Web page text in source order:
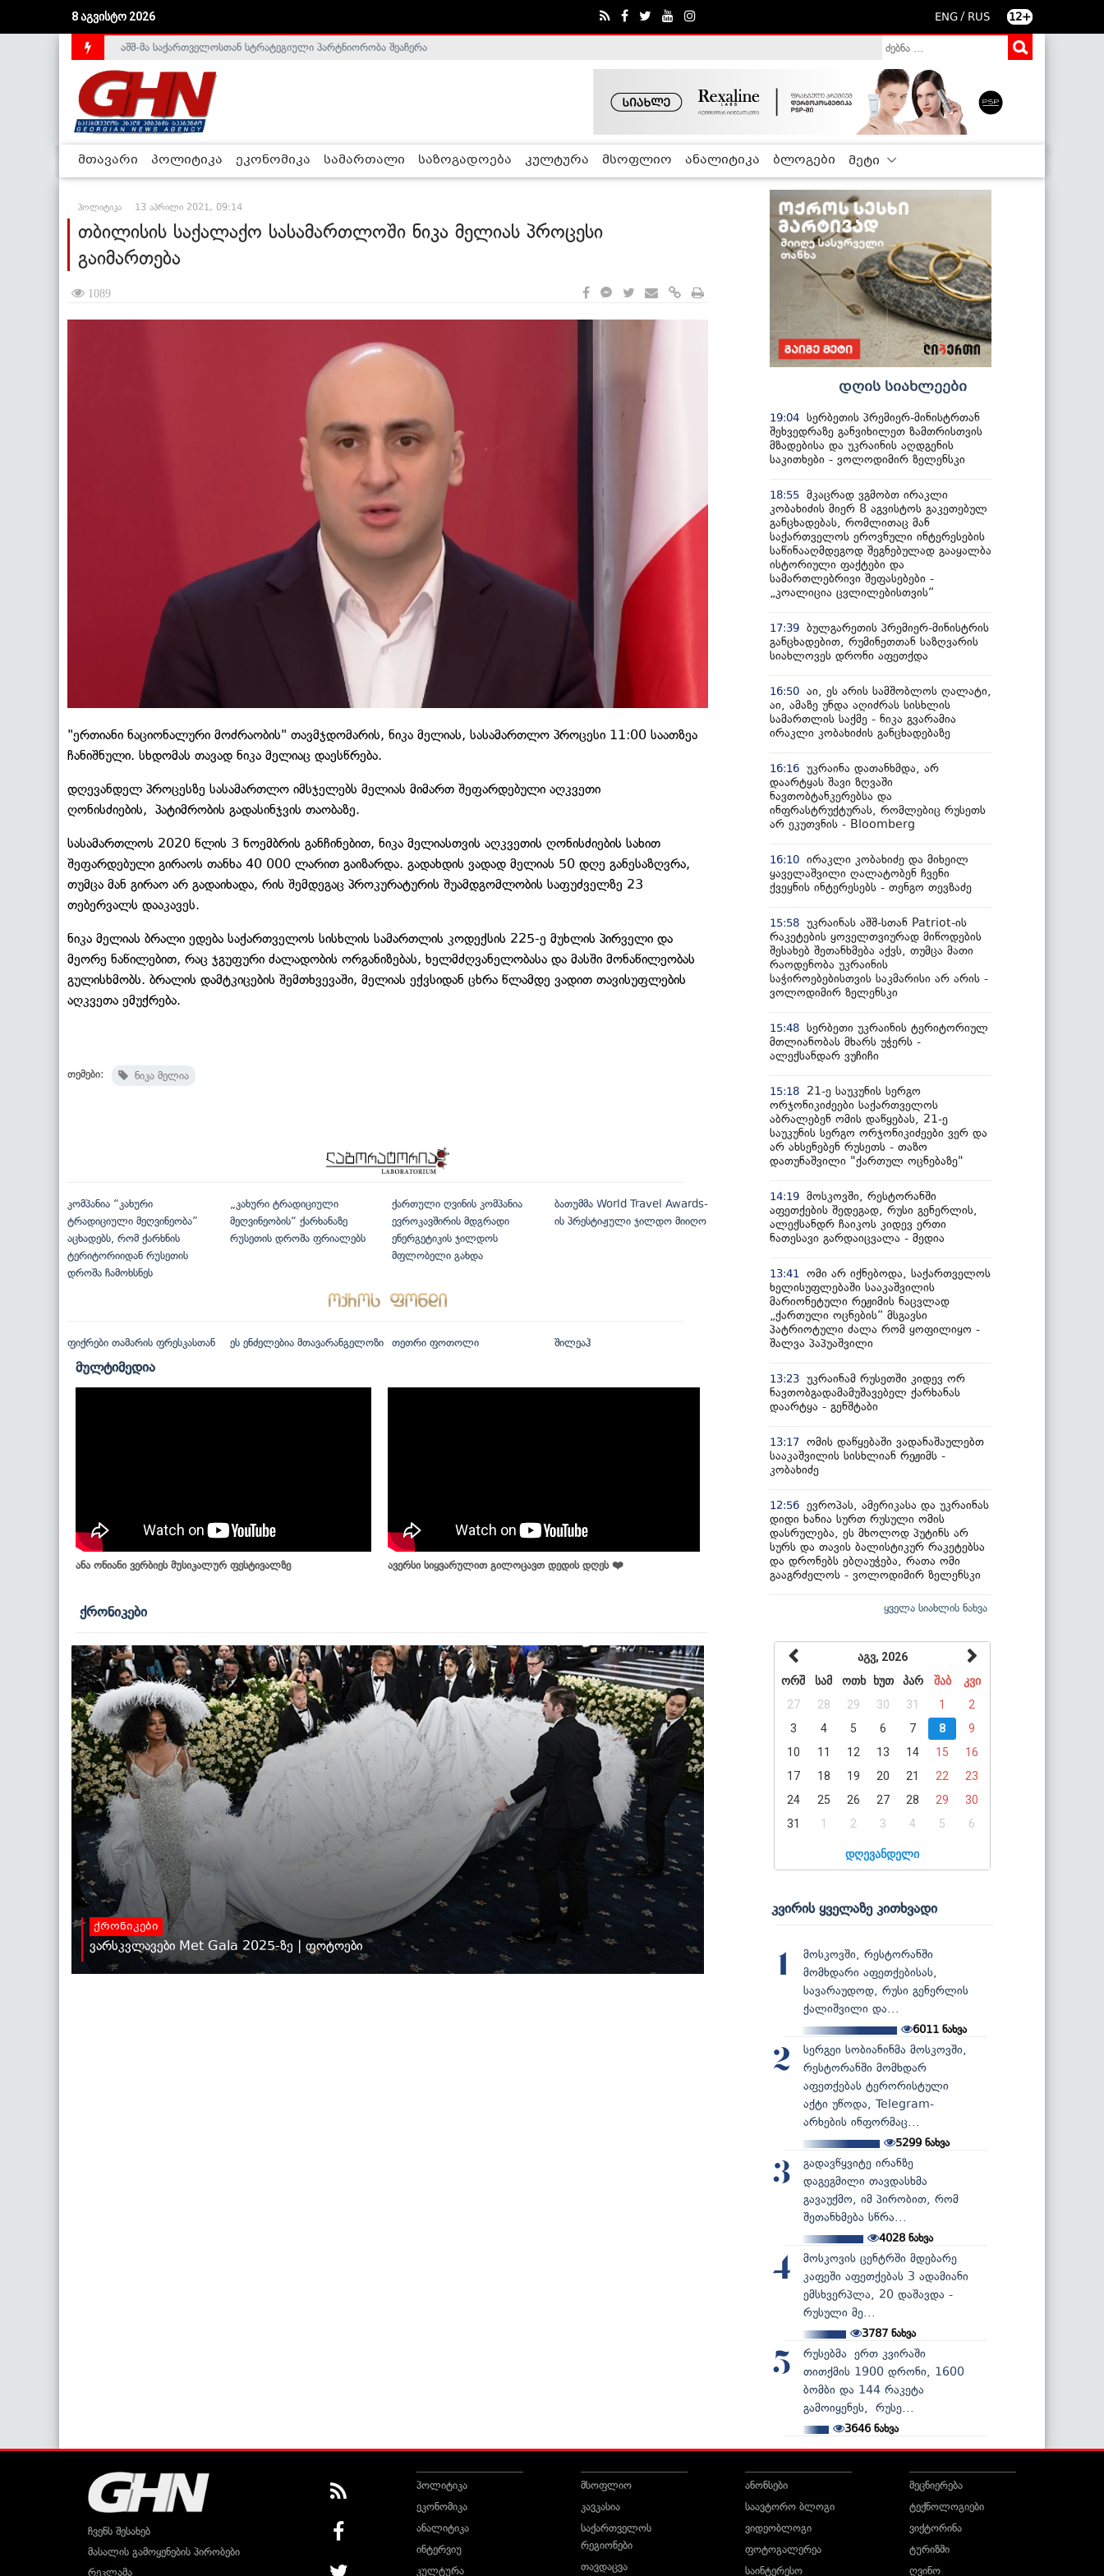
8 აგვისტო 2026 ENG / RUS 12+
საქართველოს დე-ფაქტო მთავრობა არალეგიტიმურია - ჰელსინკის კომისია
აშშ-მა საქართველოსთან სტრატეგიული პარტნიორობა შეაჩერა
მთავარი პოლიტიკა ეკონომიკა სამართალი საზოგადოება კულტურა მსოფლიო ანალიტიკა ბლოგები მეტი
პოლიტიკა 13 აპრილი 2021, 09:14
თბილისის საქალაქო სასამართლოში ნიკა მელიას პროცესი
გაიმართება
1089
"ერთიანი ნაციონალური მოძრაობის" თავმჯდომარის, ნიკა მელიას, სასამართლო პროცესი 11:00 საათზეა
ჩანიშნული. სხდომას თავად ნიკა მელიაც დაესწრება.
დღევანდელ პროცესზე სასამართლო იმსჯელებს მელიას მიმართ შეფარდებული აღკვეთი
ღონისძიების, პატიმრობის გადასინჯვის თაობაზე.
სასამართლოს 2020 წლის 3 ნოემბრის განჩინებით, ნიკა მელიასთვის აღკვეთის ღონისძიების სახით
შეფარდებული გირაოს თანხა 40 000 ლარით გაიზარდა. გადახდის ვადად მელიას 50 დღე განესაზღვრა,
თუმცა მან გირაო არ გადაიხადა, რის შემდეგაც პროკურატურის შუამდგომლობის საფუძველზე 23
თებერვალს დააკავეს.
ნიკა მელიას ბრალი ედება საქართველოს სისხლის სამართლის კოდექსის 225-ე მუხლის პირველი და
მეორე ნაწილებით, რაც ჯგუფური ძალადობის ორგანიზებას, ხელმძღვანელობასა და მასში მონაწილეობას
გულისხმობს. ბრალის დამტკიცების შემთხვევაში, მელიას ექვსიდან ცხრა წლამდე ვადით თავისუფლების
აღკვეთა ემუქრება.
თემები: ნიკა მელია
კომპანია “კახური
ტრადიციული მეღვინეობა”
აცხადებს, რომ ქარხნის
ტერიტორიიდან რუსეთის
დროშა ჩამოხსნეს
„კახური ტრადიციული
მეღვინეობის“ ქარხანაზე
რუსეთის დროშა ფრიალებს
ქართული ღვინის კომპანია
ევროკავშირის მდგრადი
ენერგეტიკის ჯილდოს
მფლობელი გახდა
ბათუმმა World Travel Awards-
ის პრესტიჟული ჯილდო მიიღო
ფიქრები თამარის ფრესკასთან ეს ენძელებია მთავარანგელოზი თეთრი ფოთოლი შილეაჰ
მულტიმედია
ანა ონიანი ვერბიეს მუსიკალურ ფესტივალზე ავერსი სიყვარულით გილოცავთ დედის დღეს ❤️
ქრონიკები
ქრონიკები
ვარსკვლავები Met Gala 2025-ზე | ფოტოები
დღის სიახლეები
19:04 სერბეთის პრემიერ-მინისტრთან
შეხვედრაზე განვიხილეთ ზამთრისთვის
მზადებისა და უკრაინის აღდგენის
საკითხები - ვოლოდიმირ ზელენსკი
18:55 მკაცრად ვგმობთ ირაკლი
კობახიძის მიერ 8 აგვისტოს გაკეთებულ
განცხადებას, რომლითაც მან
საქართველოს ეროვნული ინტერესების
საწინააღმდეგოდ შეგნებულად გააყალბა
ისტორიული ფაქტები და
სამართლებრივი შეფასებები -
„კოალიცია ცვლილებისთვის“
17:39 ბულგარეთის პრემიერ-მინისტრის
განცხადებით, რუმინეთთან საზღვარის
სიახლოვეს დრონი აფეთქდა
16:50 აი, ეს არის სამშობლოს ღალატი,
აი, ამაზე უნდა აღიძრას სისხლის
სამართლის საქმე - ნიკა გვარამია
ირაკლი კობახიძის განცხადებაზე
16:16 უკრაინა დათანხმდა, არ
დაარტყას შავი ზღვაში
ნავთობტანკერებსა და
ინფრასტრუქტურას, რომლებიც რუსეთს
არ ეკუთვნის - Bloomberg
16:10 ირაკლი კობახიძე და მიხეილ
ყაველაშვილი ღალატობენ ჩვენი
ქვეყნის ინტერესებს - თენგო თევზაძე
15:58 უკრაინას აშშ-სთან Patriot-ის
რაკეტების ყოველთვიურად მიწოდების
შესახებ შეთანხმება აქვს, თუმცა მათი
რაოდენობა უკრაინის
საჭიროებებისთვის საკმარისი არ არის -
ვოლოდიმირ ზელენსკი
15:48 სერბეთი უკრაინის ტერიტორიულ
მთლიანობას მხარს უჭერს -
ალექსანდარ ვუჩიჩი
15:18
21-ე საუკუნის სერგო
ორჯონიკიძეები საქართველოს
აბრალებენ ომის დაწყებას, 21-ე
საუკუნის სერგო ორჯონიკიძეები ვერ და
არ ახსენებენ რუსეთს - თაზო
დათუნაშვილი "ქართულ ოცნებაზე"
14:19 მოსკოვში, რესტორანში
აფეთქების შედეგად, რუსი გენერლის,
ალექსანდრ ჩაიკოს კიდევ ერთი
ნათესავი გარდაიცვალა - მედია
13:41
ომი არ იქნებოდა, საქართველოს
ხელისუფლებაში სააკაშვილის
მარიონეტული რეჟიმის ნაცვლად
„ქართული ოცნების“ მსგავსი
პატრიოტული ძალა რომ ყოფილიყო -
შალვა პაპუაშვილი
13:23 უკრაინამ რუსეთში კიდევ ორ
ნავთობგადამამუშავებელ ქარხანას
დაარტყა - გენშტაბი
13:17 ომის დაწყებაში ვადანაშაულებთ
სააკაშვილის სისხლიან რეჟიმს -
კობახიძე
12:56 ევროპას, ამერიკასა და უკრაინას
დიდი ხანია სურთ რუსული ომის
დასრულება, ეს მხოლოდ პუტინს არ
სურს და თავის ბალისტიკურ რაკეტებსა
და დრონებს ებღაუჭება, რათა ომი
გააგრძელოს - ვოლოდიმირ ზელენსკი
ყველა სიახლის ნახვა
აგვ, 2026
ორშ
სამ ოთხ ხუთ პარ შაბ
კვი
27
28 29 30 31 1
2
3
4 5 6 7 8
9
10
11 12 13 14 15
16
17
18 19 20 21 22
23
24
25 26 27 28 29
30
31
1 2 3 4 5 6
დღევანდელი
კვირის ყველაზე კითხვადი
1
მოსკოვში, რესტორანში
მომხდარი აფეთქებისას,
სავარაუდოდ, რუსი გენერლის
ქალიშვილი და...
6011 ნახვა
2
სერგეი სობიანინმა მოსკოვში,
რესტორანში მომხდარ
აფეთქებას ტერორისტული
აქტი უწოდა, Telegram-
არხების ინფორმაც...
5299 ნახვა
3
გადავწყვიტე ირანზე
დაგეგმილი თავდასხმა
გავაუქმო, იმ პირობით, რომ
შეთანხმება სწრა...
4028ნახვა
4
მოსკოვის ცენტრში მდებარე
კაფეში აფეთქებას 3 ადამიანი
ემსხვერპლა, 20 დაშავდა -
რუსული მე...
3787ნახვა
5
რუსებმა ერთ კვირაში
თითქმის 1900 დრონი, 1600
ბომბი და 144 რაკეტა
გამოიყენეს, რუსე...
3646ნახვა
ჩვენს შესახებ
მასალის გამოყენების პირობები
რეკლამა
პოლიტიკა
ეკონომიკა
ანალიტიკა
ინტერვიუ
კულტურა
მსოფლიო
კავკასია
საქართველოს
რეგიონები
თავდაცვა
ანონსები
საავტორო ბლოგი
ვიდეობლოგი
ფოტოგალერეა
საინტერესო
მეცნიერება
ტექნოლოგიები
ვიქტორინა
ტურიზმი
ღვინო